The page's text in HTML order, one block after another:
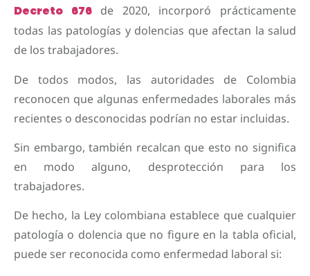
Decreto 676de 2020, incorporó prácticamente
todas las patologías y dolencias que afectan la salud
de los trabajadores.
De todos modos, las autoridades de Colombia
reconocen que algunas enfermedades laborales más
recientes o desconocidas podrían no estar incluidas.
Sin embargo, también recalcan que esto no significa
en modo alguno, desprotección para los
trabajadores.
De hecho, la Ley colombiana establece que cualquier
patología o dolencia que no figure en la tabla oficial,
puede ser reconocida como enfermedad laboral si: